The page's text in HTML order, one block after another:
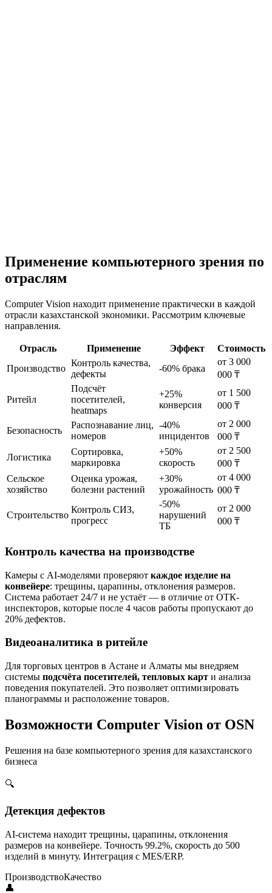
Применение компьютерного зрения по
отраслям
Computer Vision находит применение практически в каждой
отрасли казахстанской экономики. Рассмотрим ключевые
направления.
Отрасль Применение Эффект
Стоимость
Производство
Контроль качества,
дефекты
-60% брака
от 3 000
000 ₸
Ритейл
Подсчёт
посетителей,
heatmaps
+25%
конверсия
от 1 500
000 ₸
Безопасность
Распознавание лиц,
номеров
-40%
инцидентов
от 2 000
000 ₸
Логистика
Сортировка,
маркировка
+50%
скорость
от 2 500
000 ₸
Сельское
хозяйство
Оценка урожая,
болезни растений
+30%
урожайность
от 4 000
000 ₸
Строительство
Контроль СИЗ,
прогресс
-50%
нарушений
ТБ
от 2 000
000 ₸
Контроль качества на производстве
Камеры с AI-моделями проверяют каждое изделие на
конвейере: трещины, царапины, отклонения размеров.
Система работает 24/7 и не устаёт — в отличие от ОТК-
инспекторов, которые после 4 часов работы пропускают до
20% дефектов.
Видеоаналитика в ритейле
Для торговых центров в Астане и Алматы мы внедряем
системы подсчёта посетителей, тепловых карт и анализа
поведения покупателей. Это позволяет оптимизировать
планограммы и расположение товаров.
Возможности Computer Vision от OSN
Решения на базе компьютерного зрения для казахстанского
бизнеса
🔍
Детекция дефектов
AI-система находит трещины, царапины, отклонения
размеров на конвейере. Точность 99.2%, скорость до 500
изделий в минуту. Интеграция с MES/ERP.
ПроизводствоКачество
👤